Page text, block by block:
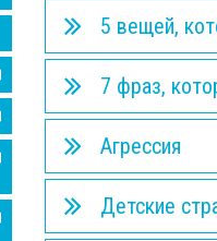
5 вещей,
7 фраз,
Агрессия
Детские